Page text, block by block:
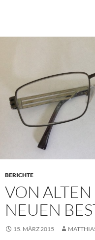
BERICHTE
VON
NEUEN
15. MÄRZ 2015